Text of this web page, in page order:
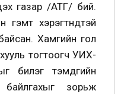
газар /АТГ/ бий.
хэрэгтнүүдтэй
Хамгийн гол
хууль тогтоогч УИХ-
билэг тэмдгийн
байлгахыг зорьж